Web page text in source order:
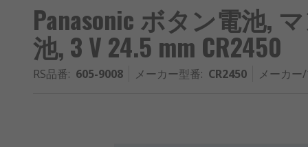
Panasonic ボタン電池,
池, 3 V 24.5 mm CR2450
RS品番: 605-9008 メーカー型番: CR2450 メーカー